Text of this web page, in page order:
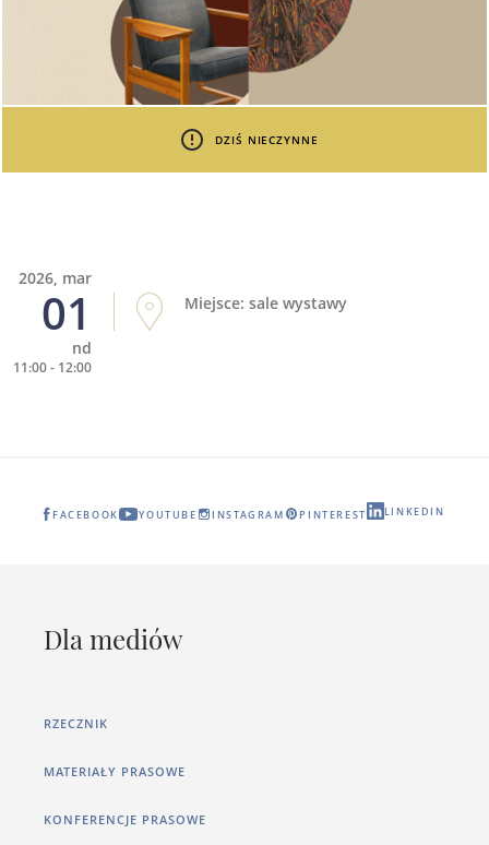
DZIŚ NIECZYNNE
2026, mar
01
nd
11:00 - 12:00
Miejsce: sale wystawy
FACEBOOK YOUTUBE INSTAGRAM PINTEREST LINKEDIN
Dla mediów
RZECZNIK
MATERIAŁY PRASOWE
KONFERENCJE PRASOWE